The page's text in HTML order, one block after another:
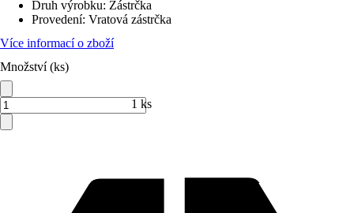
Druh výrobku: Zástrčka
Provedení: Vratová zástrčka
Více informací o zboží
Množství (ks)
1 ks